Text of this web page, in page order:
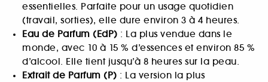
essentielles. Parfaite pour un usage quotidien
(travail, sorties), elle dure environ 3 à 4 heures.
Eau de Parfum (EdP) : La plus vendue dans le
monde, avec 10 à 15 % d’essences et environ 85 %
d’alcool. Elle tient jusqu’à 8 heures sur la peau.
Extrait de Parfum (P) : La version la plus